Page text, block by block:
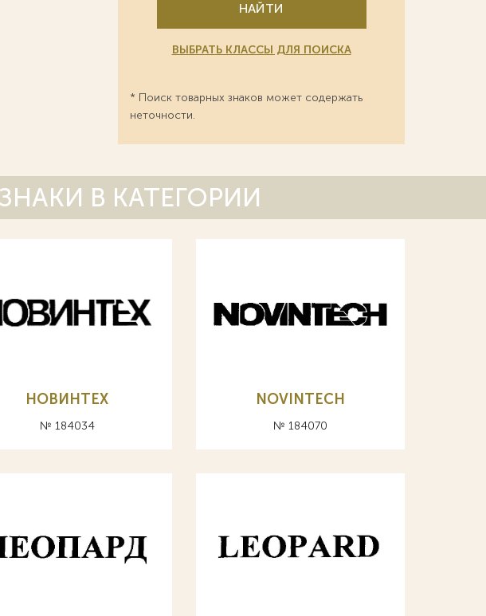
НАЙТИ
ВЫБРАТЬ КЛАССЫ ДЛЯ ПОИСКА
* Поиск товарных знаков может содержать
неточности.
В КАТЕГОРИИ
НОВИНТЕХ
№ 184034
NOVINTECH
№ 184070